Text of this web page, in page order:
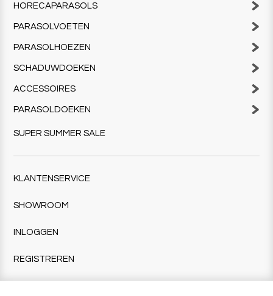
HORECAPARASOLS
PARASOLVOETEN
PARASOLHOEZEN
SCHADUWDOEKEN
ACCESSOIRES
PARASOLDOEKEN
SUPER SUMMER SALE
KLANTENSERVICE
SHOWROOM
INLOGGEN
REGISTREREN